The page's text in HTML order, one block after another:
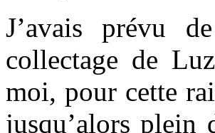
J’avais prévu
collectage de
moi, pour cette
jusqu’alors plein